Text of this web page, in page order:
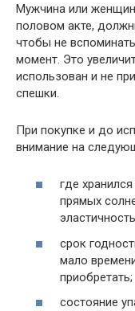
Мужчина или
половом акте,
чтобы не
момент. Это
использован и не
спешки.
При покупке и до
внимание на
где
прямых
срок
мало
приобретать;
состояние